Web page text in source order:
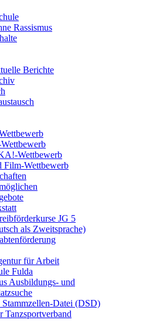
Rassismus
Berichte
Wettbewerb
Film-Wettbewerb
JG 5
als Zweitsprache)
für Arbeit
Fulda
Ausbildungs- und
Stammzellen-Datei (DSD)
Tanzsportverband